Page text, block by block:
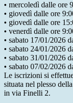
• mercoledì dalle ore
• giovedì dalle ore
• giovedì dalle ore
• venerdì dalle ore
• sabato 17/01/2026
• sabato 24/01/2026
• sabato 31/01/2026
• sabato 07/02/2026
Le iscrizioni si
situata nel plesso
in via Finelli 2.